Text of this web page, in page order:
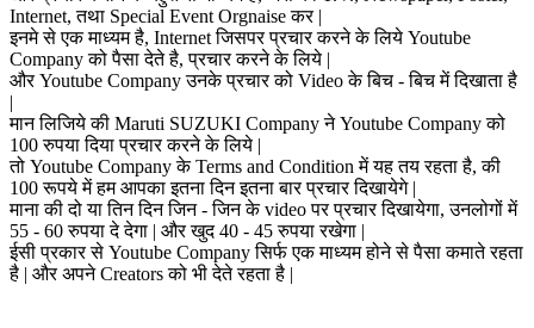
Internet, तथा Special Event Orgnaise कर |
इनमे से एक माध्यम है, Internet जिसपर प्रचार करने के लिये Youtube
Company को पैसा देते है, प्रचार करने के लिये |
और Youtube Company उनके प्रचार को Video के बिच - बिच में दिखाता है
|
मान लिजिये की Maruti SUZUKI Company ने Youtube Company को
100 रुपया दिया प्रचार करने के लिये |
तो Youtube Company के Terms and Condition में यह तय रहता है, की
100 रूपये में हम आपका इतना दिन इतना बार प्रचार दिखायेगे |
माना की दो या तिन दिन जिन - जिन के video पर प्रचार दिखायेगा, उनलोगों में
55 - 60 रुपया दे देगा | और खुद 40 - 45 रुपया रखेगा |
ईसी प्रकार से Youtube Company सिर्फ एक माध्यम होने से पैसा कमाते रहता
है | और अपने Creators को भी देते रहता है |